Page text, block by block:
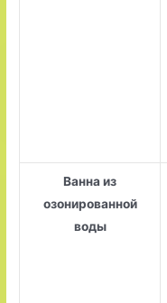
Ванна из
озонированной
воды